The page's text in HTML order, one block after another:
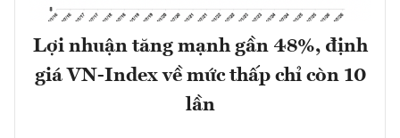
Lợi nhuận tăng mạnh gần 48%, định
giá VN-Index về mức thấp chỉ còn 10
lần